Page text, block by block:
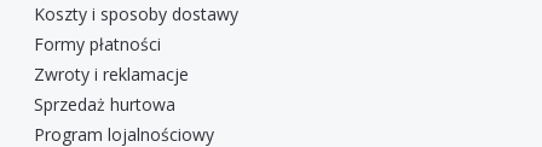
Koszty i sposoby dostawy
Formy płatności
Zwroty i reklamacje
Sprzedaż hurtowa
Program lojalnościowy